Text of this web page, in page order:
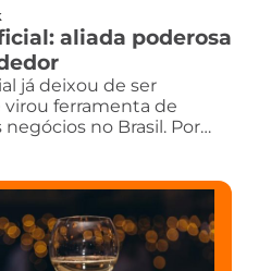
aliada poderosa
já deixou de ser
ferramenta de
no Brasil. Por…